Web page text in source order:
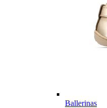
Ballerinas